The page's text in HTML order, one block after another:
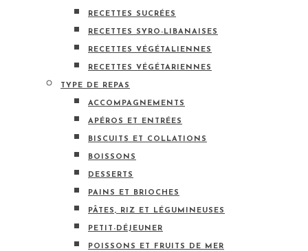
RECETTES SUCRÉES
RECETTES SYRO-LIBANAISES
RECETTES VÉGÉTALIENNES
RECETTES VÉGÉTARIENNES
TYPE DE REPAS
ACCOMPAGNEMENTS
APÉROS ET ENTRÉES
BISCUITS ET COLLATIONS
BOISSONS
DESSERTS
PAINS ET BRIOCHES
PÂTES, RIZ ET LÉGUMINEUSES
PETIT-DÉJEUNER
POISSONS ET FRUITS DE MER